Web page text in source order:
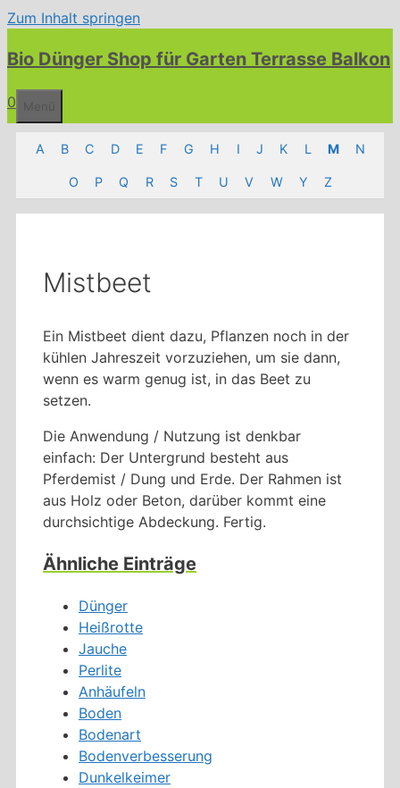
Zum Inhalt springen
Bio Dünger Shop für Garten Terrasse Balkon
0
A B C D E F G H I J K L M N
O P Q R S T U V W Y Z
Mistbeet
Ein Mistbeet dient dazu, Pflanzen noch in der
kühlen Jahreszeit vorzuziehen, um sie dann,
wenn es warm genug ist, in das Beet zu
setzen.
Die Anwendung / Nutzung ist denkbar
einfach: Der Untergrund besteht aus
Pferdemist / Dung und Erde. Der Rahmen ist
aus Holz oder Beton, darüber kommt eine
durchsichtige Abdeckung. Fertig.
Ähnliche Einträge
Dünger
Heißrotte
Jauche
Perlite
Anhäufeln
Boden
Bodenart
Bodenverbesserung
Dunkelkeimer